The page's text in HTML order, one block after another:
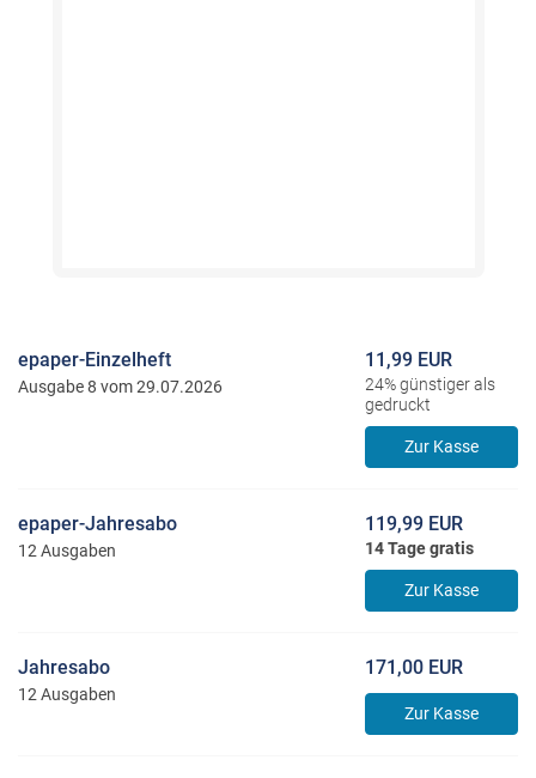
epaper-Einzelheft
Ausgabe 8 vom 29.07.2026
11,99 EUR
24% günstiger als
gedruckt
Zur Kasse
epaper-Jahresabo
12 Ausgaben
119,99 EUR
14 Tage gratis
Zur Kasse
Jahresabo
12 Ausgaben
171,00 EUR
Zur Kasse